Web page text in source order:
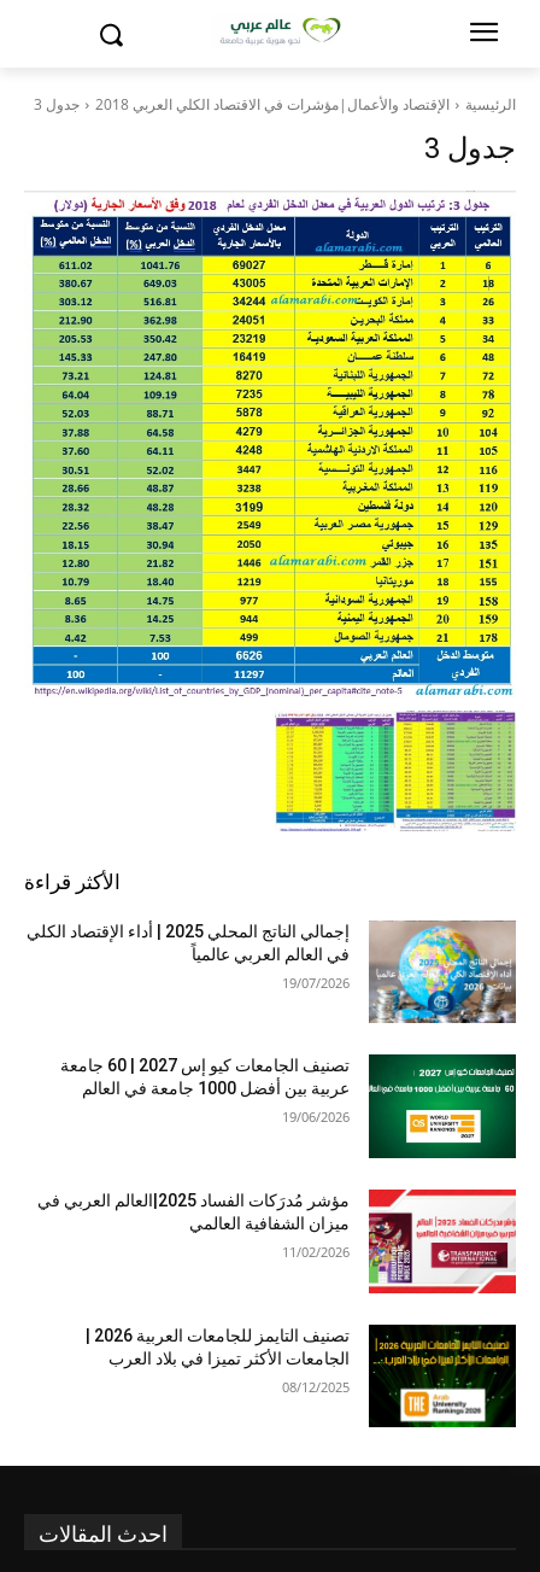
الرئيسية الإقتصاد والأعمال|مؤشرات في الاقتصاد الكلي العربي 2018 جدول 3
جدول 3
الأكثر قراءة
إجمالي الناتج المحلي 2025 | أداء الإقتصاد الكلي
في العالم العربي عالمياً
19/07/2026
تصنيف الجامعات كيو إس 2027 | 60 جامعة
عربية بين أفضل 1000 جامعة في العالم
19/06/2026
مؤشر مُدرَكات الفساد 2025|العالم العربي في
ميزان الشفافية العالمي
11/02/2026
تصنيف التايمز للجامعات العربية 2026 |
الجامعات الأكثر تميزا في بلاد العرب
08/12/2025
احدث المقالات